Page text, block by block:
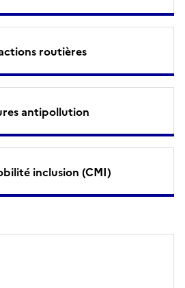
routières
antipollution
inclusion (CMI)